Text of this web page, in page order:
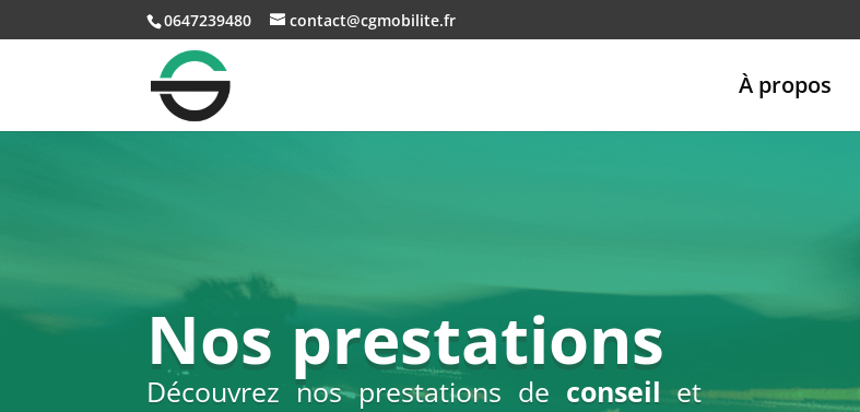
0647239480 contact@cgmobilite.fr
À propos
Nos prestations
Découvrez nos prestations de conseil et